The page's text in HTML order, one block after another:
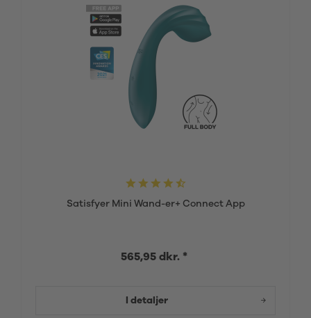
Satisfyer Mini Wand-er+ Connect App
565,95 dkr. *
I detaljer